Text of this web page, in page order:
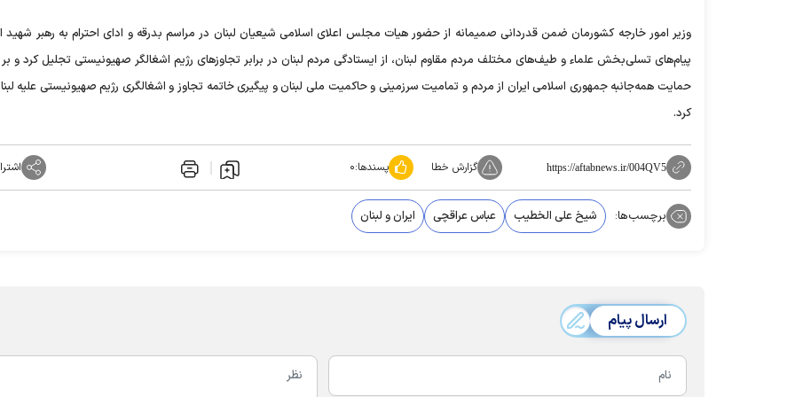
وزیر امور خارجه کشورمان ضمن قدردانی صمیمانه از حضور هیات مجلس اعلای اسلامی شیعیان لبنان در مراسم بدرقه و ادای احترام به رهبر شهید
پیام‌های تسلی‌بخش علماء و طیف‌های مختلف مردم مقاوم لبنان، از ایستادگی مردم لبنان در برابر تجاوزهای رژیم اشغالگر صهیونیستی تجلیل کرد و بر
حمایت همه‌جانبه جمهوری اسلامی ایران از مردم و تمامیت سرزمینی و حاکمیت ملی لبنان و پیگیری خاتمه تجاوز و اشغالگری رژیم صهیونیستی علیه
کرد.
https://aftabnews.ir/004QV5 گزارش خطا پسندها:۰
برچسب‌ها: شیخ علی الخطیب عباس عراقچی ایران و لبنان
ارسال پیام